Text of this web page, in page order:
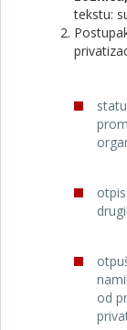
tekstu:
od